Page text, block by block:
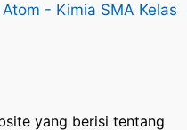
- Kimia SMA Kelas
yang berisi tentang